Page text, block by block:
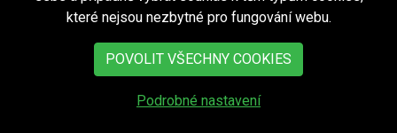
RSS
Bezbariérový přístup v obci
copyright © 2018 - 2026Obec Zdechovice
které nejsou nezbytné pro fungování webu.
POVOLIT VŠECHNY COOKIES
Podrobné nastavení